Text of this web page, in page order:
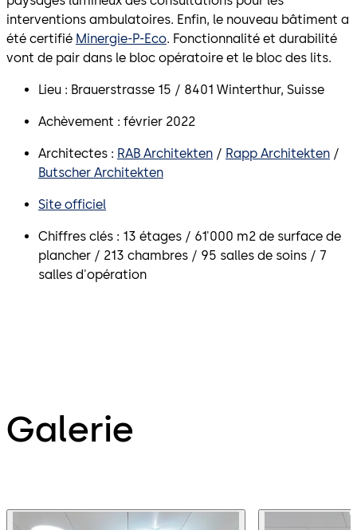
interventions ambulatoires. Enfin, le nouveau bâtiment a
été certifié Minergie-P-Eco. Fonctionnalité et durabilité
vont de pair dans le bloc opératoire et le bloc des lits.
Lieu : Brauerstrasse 15 / 8401 Winterthur, Suisse
Achèvement : février 2022
Architectes : RAB Architekten / Rapp Architekten /
Butscher Architekten
Site officiel
Chiffres clés : 13 étages / 61'000 m2 de surface de
plancher / 213 chambres / 95 salles de soins / 7
salles d'opération
Galerie